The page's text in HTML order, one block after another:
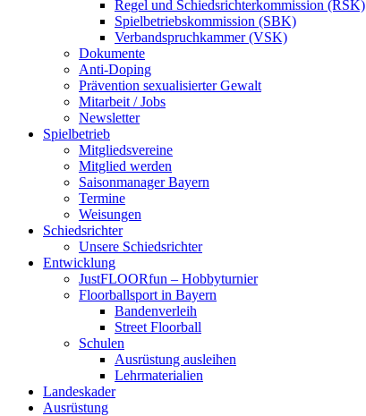
Regel und Schiedsrichterkommission (RSK)
Spielbetriebskommission (SBK)
Verbandspruchkammer (VSK)
Dokumente
Anti-Doping
Prävention sexualisierter Gewalt
Mitarbeit / Jobs
Newsletter
Spielbetrieb
Mitgliedsvereine
Mitglied werden
Saisonmanager Bayern
Termine
Weisungen
Schiedsrichter
Unsere Schiedsrichter
Entwicklung
JustFLOORfun – Hobbyturnier
Floorballsport in Bayern
Bandenverleih
Street Floorball
Schulen
Ausrüstung ausleihen
Lehrmaterialien
Landeskader
Ausrüstung